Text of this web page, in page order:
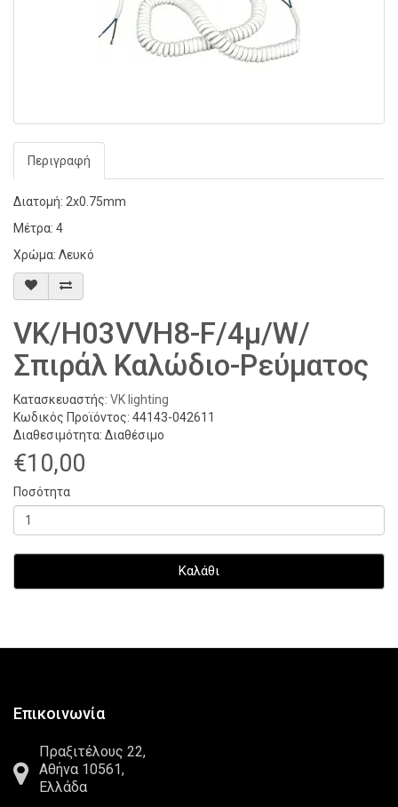
Περιγραφή
Διατομή: 2x0.75mm
Μέτρα: 4
Χρώμα: Λευκό
VK/H03VVH8-F/4μ/W/
Σπιράλ Καλώδιο-Ρεύματος
Κατασκευαστής: VK lighting
Κωδικός Προϊόντος: 44143-042611
Διαθεσιμότητα: Διαθέσιμο
€10,00
Ποσότητα
Καλάθι
Επικοινωνία
Πραξιτέλους 22,
Αθήνα 10561,
Ελλάδα